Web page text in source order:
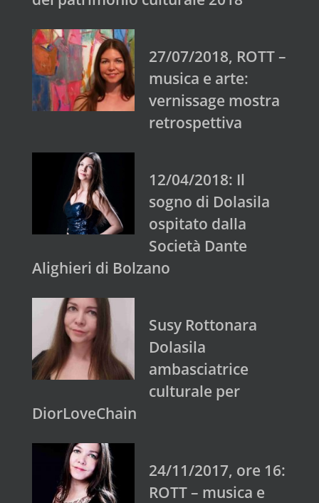
27/07/2018, ROTT –
musica e arte:
vernissage mostra
retrospettiva
12/04/2018: Il
sogno di Dolasila
ospitato dalla
Società Dante
Alighieri di Bolzano
Susy Rottonara
Dolasila
ambasciatrice
culturale per
DiorLoveChain
24/11/2017, ore 16:
ROTT – musica e